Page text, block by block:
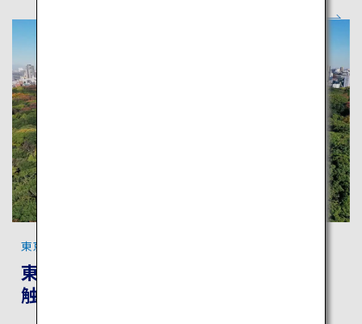
東京：大都会の中で新旧の日本文化に
触れるゆったり散歩旅
東京の食、文化を満喫！